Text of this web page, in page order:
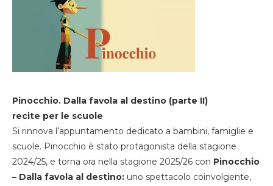
Pinocchio. Dalla favola al destino (parte II)
recite per le scuole
Si rinnova l’appuntamento dedicato a bambini, famiglie e
scuole. Pinocchio è stato protagonista della stagione
2024/25, e torna ora nella stagione 2025/26 con Pinocchio
– Dalla favola al destino: uno spettacolo coinvolgente,